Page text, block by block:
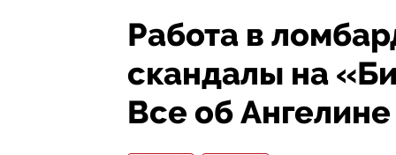
Работа в
скандалы на
Все об